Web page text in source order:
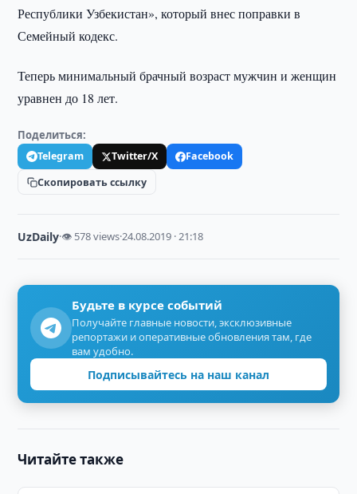
Республики Узбекистан», который внес поправки в
Семейный кодекс.
Теперь минимальный брачный возраст мужчин и женщин
уравнен до 18 лет.
Поделиться:
Telegram Twitter/X
Facebook
Скопировать ссылку
UzDaily·👁 578 views·24.08.2019 · 21:18
Будьте в курсе событий
Получайте главные новости, эксклюзивные
репортажи и оперативные обновления там, где
вам удобно.
Подписывайтесь на наш канал
Читайте также